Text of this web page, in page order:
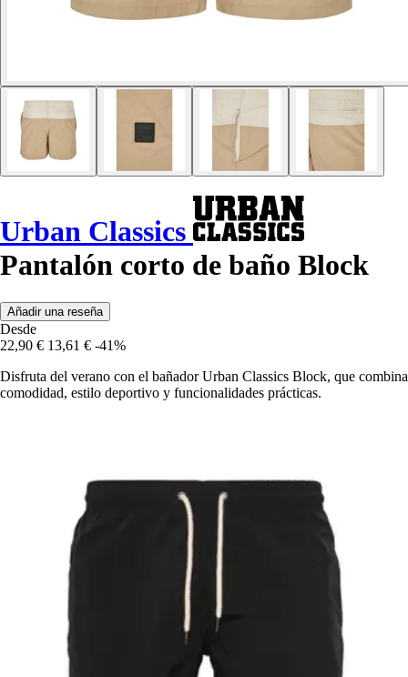
Urban Classics
Pantalón corto de baño Block
Añadir una reseña
Desde
22,90 € 13,61 € -41%
Disfruta del verano con el bañador Urban Classics Block, que combina
comodidad, estilo deportivo y funcionalidades prácticas.